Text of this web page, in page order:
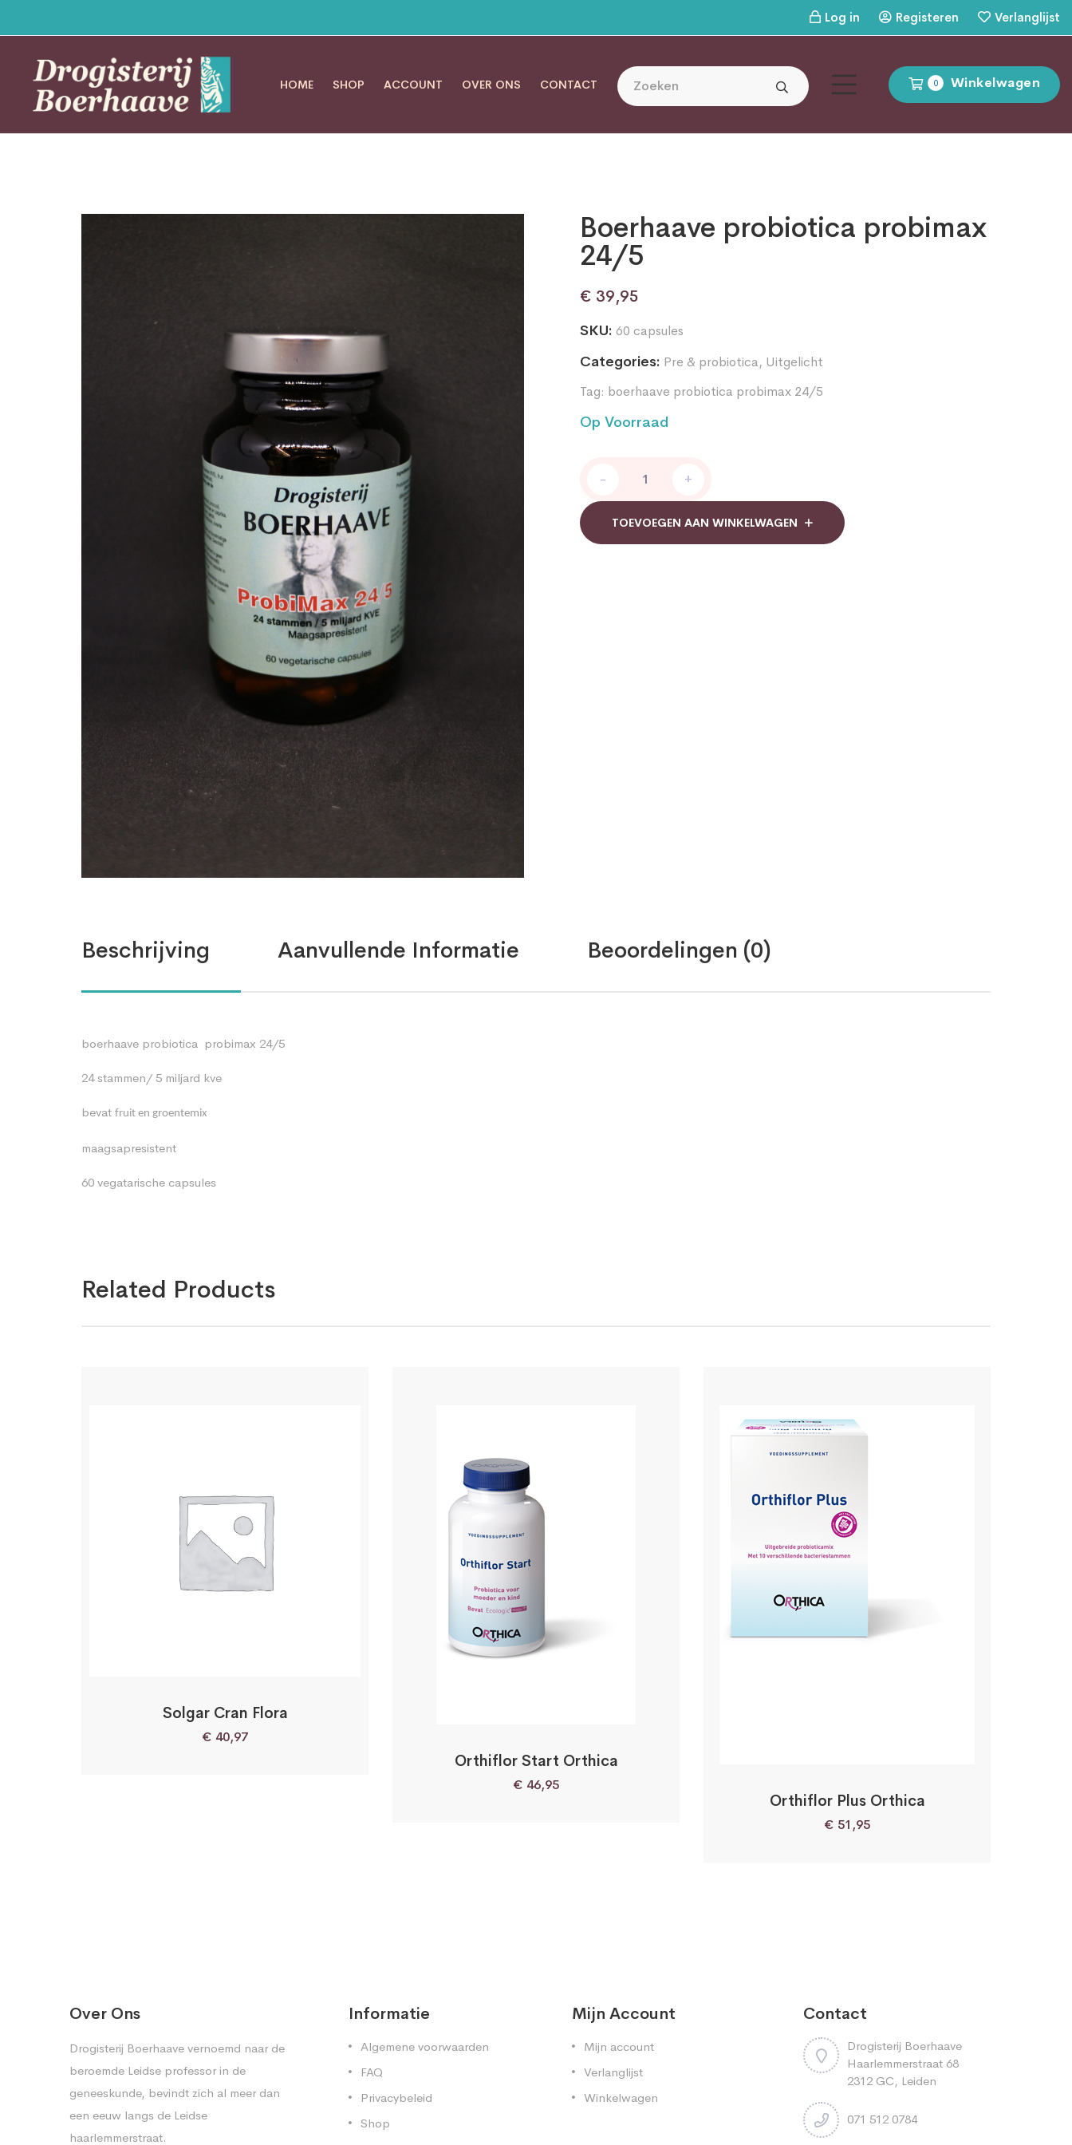
Log in Registeren Verlanglijst
0 Winkelwagen
HOME SHOP ACCOUNT OVER ONS CONTACT
Boerhaave probiotica probimax
24/5
€ 39,95
SKU: 60 capsules
Categories: Pre & probiotica, Uitgelicht
Tag: boerhaave probiotica probimax 24/5
Op Voorraad
probiotica
probimax
24/5
quantity
- +
TOEVOEGEN AAN WINKELWAGEN
Beschrijving Aanvullende Informatie Beoordelingen (0)
boerhaave probiotica probimax 24/5
24 stammen/ 5 miljard kve
bevat fruit en groentemix
maagsapresistent
60 vegatarische capsules
Related Products
Solgar Cran Flora
€ 40,97
Orthiflor Start Orthica
€ 46,95
Orthiflor Plus Orthica
€ 51,95
Over Ons
Drogisterij Boerhaave vernoemd naar de
beroemde Leidse professor in de
geneeskunde, bevindt zich al meer dan
een eeuw langs de Leidse
haarlemmerstraat.
Informatie
Algemene voorwaarden
FAQ
Privacybeleid
Shop
Mijn Account
Mijn account
Verlanglijst
Winkelwagen
Contact
Drogisterij Boerhaave
Haarlemmerstraat 68
2312 GC, Leiden
071 512 0784